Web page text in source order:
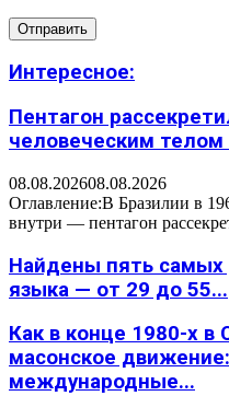
Интересное:
Пентагон
человеческим телом
08.08.202608.08.2026
Оглавление:В Бразилии в
внутри — пентагон
Найдены пять самых
языка — от 29 до 55...
Как в конце 1980-х в
масонское
международные...